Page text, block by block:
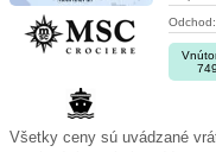
Odchod:
749
Všetky ceny sú uvádzané